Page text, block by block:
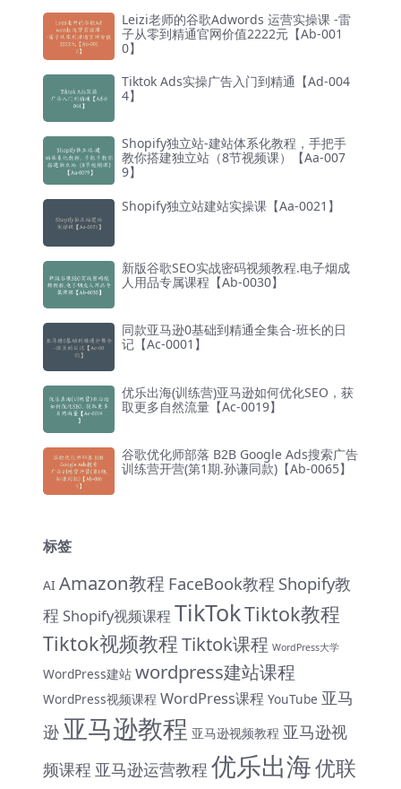
Leizi老师的谷歌Adwords 运营实操课 -雷
子从零到精通官网价值2222元【Ab-001
0】
Tiktok Ads实操广告入门到精通【Ad-004
4】
Shopify独立站-建站体系化教程，手把手
教你搭建独立站（8节视频课）【Aa-007
9】
Shopify独立站建站实操课【Aa-0021】
新版谷歌SEO实战密码视频教程.电子烟成
人用品专属课程【Ab-0030】
同款亚马逊0基础到精通全集合-班长的日
记【Ac-0001】
优乐出海(训练营)亚马逊如何优化SEO，获
取更多自然流量【Ac-0019】
谷歌优化师部落 B2B Google Ads搜索广告
训练营开营(第1期.孙谦同款)【Ab-0065】
标签
AI Amazon教程 FaceBook教程 Shopify教
程 Shopify视频课程TikTokTiktok教程
Tiktok视频教程Tiktok课程 WordPress大学
WordPress建站 wordpress建站课程
WordPress视频课程 WordPress课程 YouTube 亚马
逊 亚马逊教程 亚马逊视频教程 亚马逊视
频课程 亚马逊运营教程 优乐出海优联